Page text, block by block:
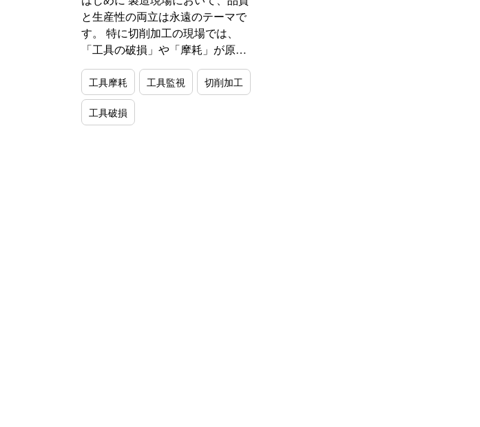
と生産性の両立は永遠のテーマで
す。 特に切削加工の現場では、
「工具の破損」や「摩耗」が原…
工具摩耗 工具監視 切削加工
工具破損